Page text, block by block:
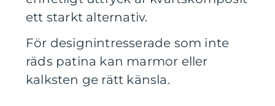
ett starkt alternativ.
För designintresserade som inte
räds patina kan marmor eller
kalksten ge rätt känsla.